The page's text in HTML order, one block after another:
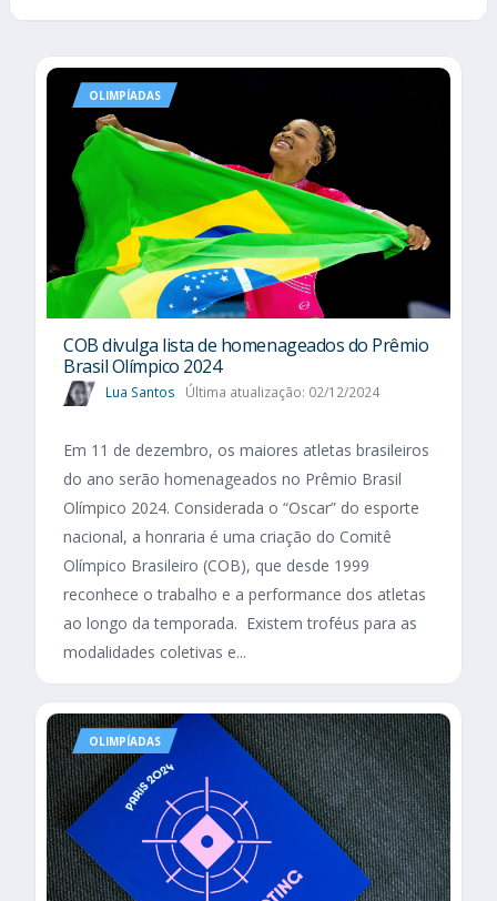
OLIMPÍADAS
COB divulga lista de homenageados do Prêmio
Brasil Olímpico 2024
Lua Santos Última atualização: 02/12/2024
Em 11 de dezembro, os maiores atletas brasileiros
do ano serão homenageados no Prêmio Brasil
Olímpico 2024. Considerada o “Oscar” do esporte
nacional, a honraria é uma criação do Comitê
Olímpico Brasileiro (COB), que desde 1999
reconhece o trabalho e a performance dos atletas
ao longo da temporada. Existem troféus para as
modalidades coletivas e...
OLIMPÍADAS